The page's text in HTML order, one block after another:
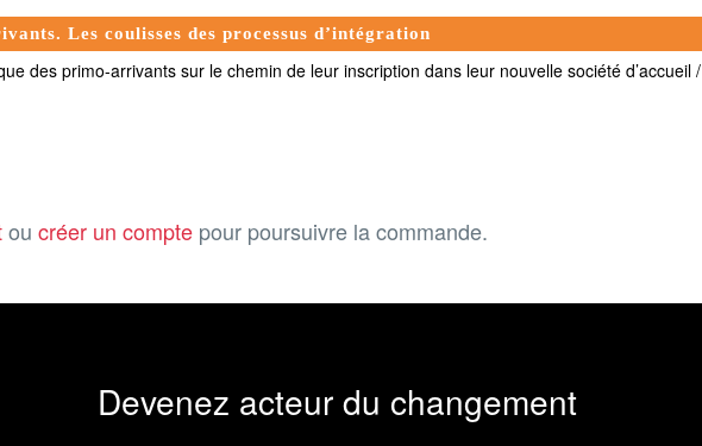
Les coulisses des processus d’intégration
des primo-arrivants sur le chemin de leur inscription dans leur nouvelle société d’accueil /
ou créer un compte pour poursuivre la commande.
Devenez acteur du changement